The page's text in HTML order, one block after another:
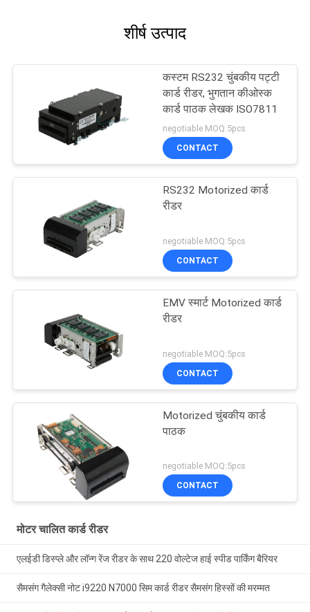
शीर्ष उत्पाद
कस्टम RS232 चुंबकीय पट्टी
कार्ड रीडर, भुगतान कीओस्क
कार्ड पाठक लेखक ISO7811
negotiable MOQ:5pcs
CONTACT
RS232 Motorized कार्ड
रीडर
negotiable MOQ:5pcs
CONTACT
EMV स्मार्ट Motorized कार्ड
रीडर
negotiable MOQ:5pcs
CONTACT
Motorized चुंबकीय कार्ड
पाठक
negotiable MOQ:5pcs
CONTACT
मोटर चालित कार्ड रीडर
एलईडी डिस्प्ले और लॉन्ग रेंज रीडर के साथ 220 वोल्टेज हाई स्पीड पार्किंग बैरियर
सैमसंग गैलेक्सी नोट i9220 N7000 सिम कार्ड रीडर सैमसंग हिस्सों की मरम्मत